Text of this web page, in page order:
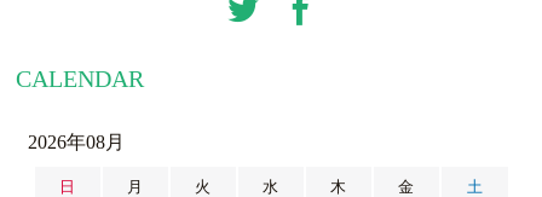
CALENDAR
2026年08月
日 月 火 水 木 金 土